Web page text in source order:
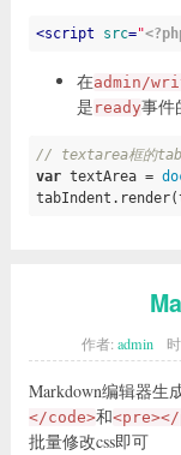
<script src="
在admin/
是 ready事件
// textarea框的tab
var textArea =
作者:admin
Markdown编辑器生
</code>和
批量修改css即可